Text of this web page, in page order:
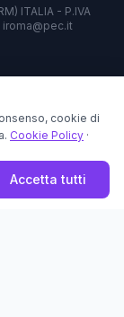
cookie di
Cookie Policy ·
Accetta tutti
ITALIA - P.IVA
iroma@pec.it